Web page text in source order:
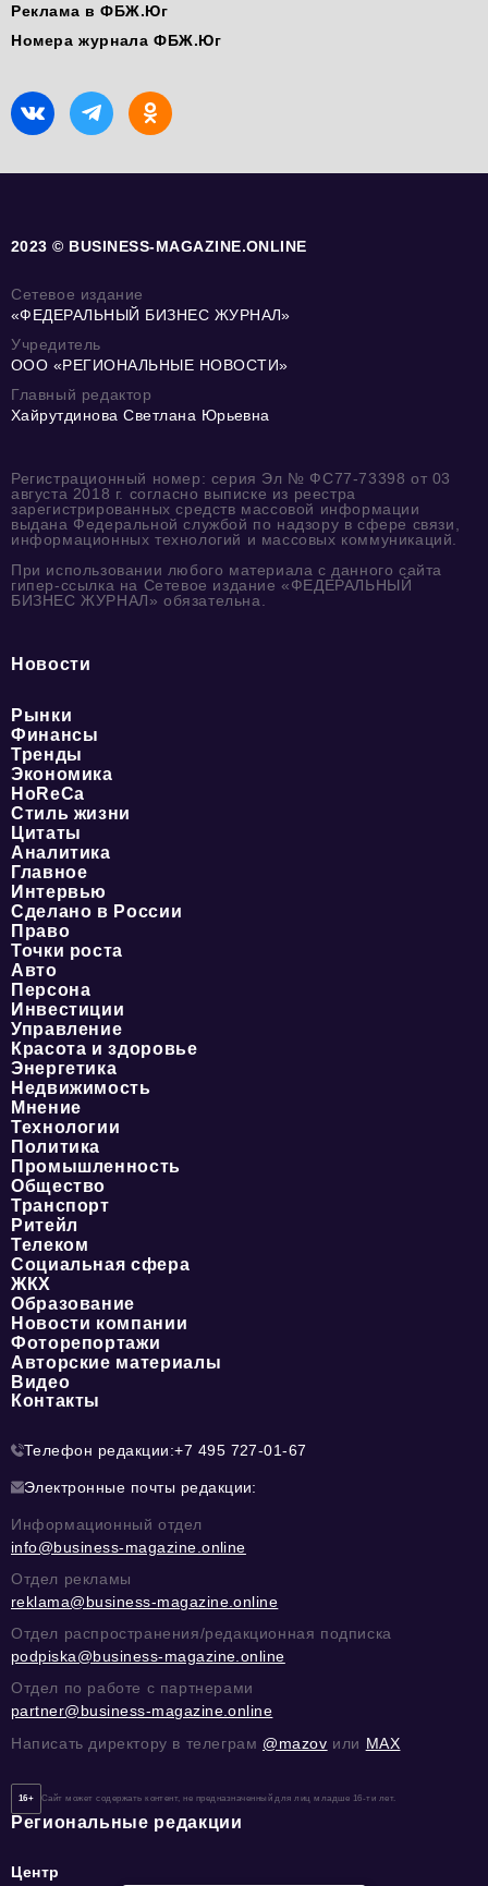
Реклама в ФБЖ.Юг
Номера журнала ФБЖ.Юг
2023 © BUSINESS-MAGAZINE.ONLINE
Сетевое издание
«ФЕДЕРАЛЬНЫЙ БИЗНЕС ЖУРНАЛ»
Учредитель
ООО «РЕГИОНАЛЬНЫЕ НОВОСТИ»
Главный редактор
Хайрутдинова Светлана Юрьевна
Регистрационный номер: серия Эл № ФС77-73398 от 03
августа 2018 г. согласно выписке из реестра
зарегистрированных средств массовой информации
выдана Федеральной службой по надзору в сфере связи,
информационных технологий и массовых коммуникаций.
При использовании любого материала с данного сайта
гипер-ссылка на Сетевое издание «ФЕДЕРАЛЬНЫЙ
БИЗНЕС ЖУРНАЛ» обязательна.
Новости
Рынки
Финансы
Тренды
Экономика
HoReCa
Стиль жизни
Цитаты
Аналитика
Главное
Интервью
Сделано в России
Право
Точки роста
Авто
Персона
Инвестиции
Управление
Красота и здоровье
Энергетика
Недвижимость
Мнение
Технологии
Политика
Промышленность
Общество
Транспорт
Ритейл
Телеком
Социальная сфера
ЖКХ
Образование
Новости компании
Фоторепортажи
Авторские материалы
Видео
Контакты
Телефон редакции:+7 495 727-01-67
Электронные почты редакции:
Информационный отдел
info@business-magazine.online
Отдел рекламы
reklama@business-magazine.online
Отдел распространения/редакционная подписка
podpiska@business-magazine.online
Отдел по работе с партнерами
partner@business-magazine.online
Написать директору в телеграм @mazov или MAX
16+ Сайт может содержать контент, не предназначенный для лиц младше 16-ти лет.
Региональные редакции
Центр